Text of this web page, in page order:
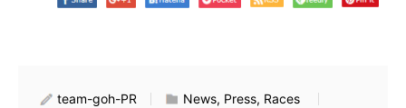
team-goh-PR News, Press, Races